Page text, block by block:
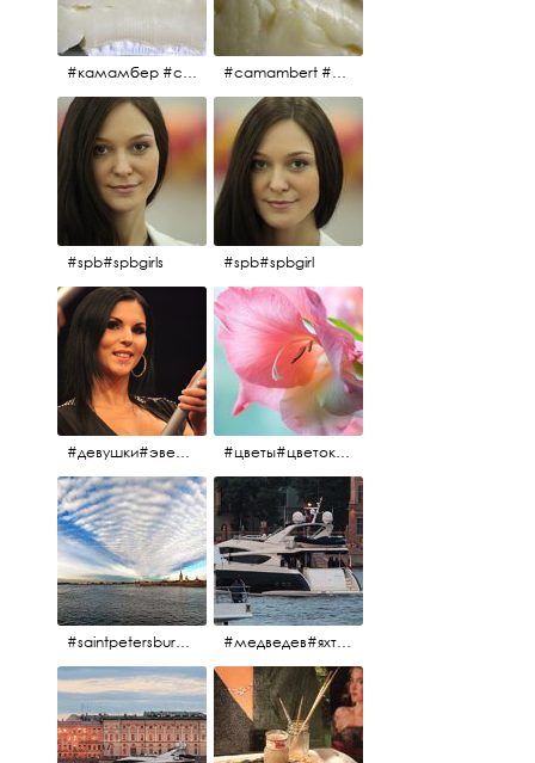
#камамбер #сыр #camambert #camambert #сыр#камамбер
#spb#spbgirls #spb#spbgirl
#девушки#эверласт#everlast#finland#southfinland#helsinki #цветы#цветок#нежность
#saintpetersburg #санктпетербург#нева#троицкиймост#питерскоеутро#петропавловскаякрепость #медведев#яхты#алыепаруса2023#белыеночи2013#санктпетербург #яхтафотиния#yacht#yachtphotinia